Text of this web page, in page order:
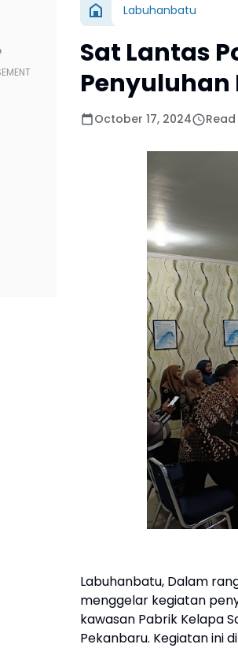
Labuhanbatu
Sat Lantas
October 17, 2024
Labuhanbatu, Dalam
menggelar kegiatan
kawasan Pabrik Kelapa
Pekanbaru. Kegiatan ini